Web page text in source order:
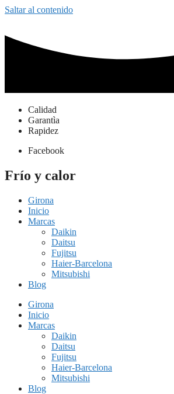
Saltar al contenido
Calidad
Garantìa
Rapidez
Facebook
Frío y calor
Girona
Inicio
Marcas
Daikin
Daitsu
Fujitsu
Haier-Barcelona
Mitsubishi
Blog
Girona
Inicio
Marcas
Daikin
Daitsu
Fujitsu
Haier-Barcelona
Mitsubishi
Blog